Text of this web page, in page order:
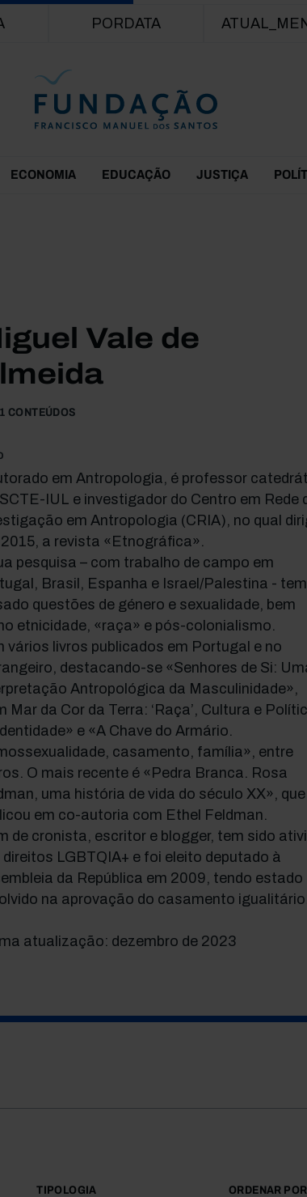
PORDATA
ECONOMIA EDUCAÇÃO JUSTIÇA
Vale de
1 CONTEÚDOS
em Antropologia, é professor
IUL e investigador do Centro em Rede
em Antropologia (CRIA), no qual
a revista «Etnográfica».
pesquisa – com trabalho de campo em
Brasil, Espanha e Israel/Palestina - tem
questões de género e sexualidade, bem
etnicidade, «raça» e pós-colonialismo.
vários livros publicados em Portugal e no
destacando-se «Senhores de Si:
Antropológica da Masculinidade»,
Mar da Cor da Terra: ‘Raça’, Cultura e
e «A Chave do Armário.
casamento, família», entre
O mais recente é «Pedra Branca. Rosa
uma história de vida do século XX», que
em co-autoria com Ethel Feldman.
de cronista, escritor e blogger, tem sido
direitos LGBTQIA+ e foi eleito deputado à
da República em 2009, tendo estado
na aprovação do casamento
atualização: dezembro de 2023
TIPOLOGIA ORDENAR POR